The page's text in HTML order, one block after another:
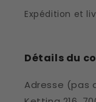
Expédition et
Détails du
Adresse (pas